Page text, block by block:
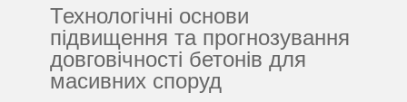
Технологічні основи
підвищення та прогнозування
довговічності бетонів для
масивних споруд